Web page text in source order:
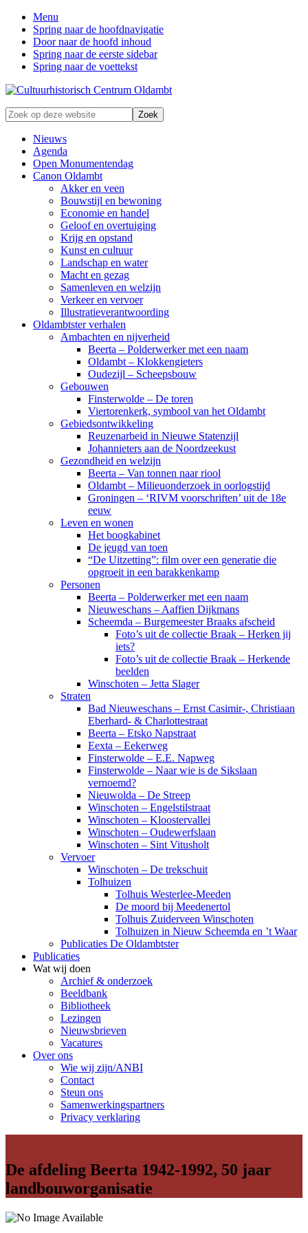
Menu
Spring naar de hoofdnavigatie
Door naar de hoofd inhoud
Spring naar de eerste sidebar
Spring naar de voettekst
Zonder
verleden
geen
toekomst
Zoek
op
deze
website
Nieuws
Agenda
Open Monumentendag
Canon Oldambt
Akker en veen
Bouwstijl en bewoning
Economie en handel
Geloof en overtuiging
Krijg en opstand
Kunst en cultuur
Landschap en water
Macht en gezag
Samenleven en welzijn
Verkeer en vervoer
Illustratieverantwoording
Oldambtster verhalen
Ambachten en nijverheid
Beerta – Polderwerker met een naam
Oldambt – Klokkengieters
Oudezijl – Scheepsbouw
Gebouwen
Finsterwolde – De toren
Viertorenkerk, symbool van het Oldambt
Gebiedsontwikkeling
Reuzenarbeid in Nieuwe Statenzijl
Johannieters aan de Noordzeekust
Gezondheid en welzijn
Beerta – Van tonnen naar riool
Oldambt – Milieuonderzoek in oorlogstijd
Groningen – ‘RIVM voorschriften’ uit de 18e
eeuw
Leven en wonen
Het boogkabinet
De jeugd van toen
“De Uitzetting”: film over een generatie die
opgroeit in een barakkenkamp
Personen
Beerta – Polderwerker met een naam
Nieuweschans – Aaffien Dijkmans
Scheemda – Burgemeester Braaks afscheid
Foto’s uit de collectie Braak – Herken jij
iets?
Foto’s uit de collectie Braak – Herkende
beelden
Winschoten – Jetta Slager
Straten
Bad Nieuweschans – Ernst Casimir-, Christiaan
Eberhard- & Charlottestraat
Beerta – Etsko Napstraat
Eexta – Eekerweg
Finsterwolde – E.E. Napweg
Finsterwolde – Naar wie is de Sikslaan
vernoemd?
Nieuwolda – De Streep
Winschoten – Engelstilstraat
Winschoten – Kloostervallei
Winschoten – Oudewerfslaan
Winschoten – Sint Vitusholt
Vervoer
Winschoten – De trekschuit
Tolhuizen
Tolhuis Westerlee-Meeden
De moord bij Meedenertol
Tolhuis Zuiderveen Winschoten
Tolhuizen in Nieuw Scheemda en ’t Waar
Publicaties De Oldambtster
Publicaties
Wat wij doen
Archief & onderzoek
Beeldbank
Bibliotheek
Lezingen
Nieuwsbrieven
Vacatures
Over ons
Wie wij zijn/ANBI
Contact
Steun ons
Samenwerkingspartners
Privacy verklaring
De afdeling Beerta 1942-1992, 50 jaar
landbouworganisatie